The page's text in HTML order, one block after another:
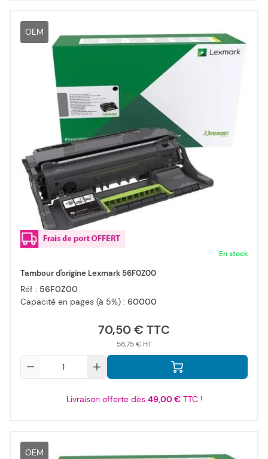
OEM
En stock
Tambour d'origine Lexmark 56F0Z00
Réf : 56F0Z00
Capacité en pages (à 5%) : 60000
70,50 €
58,75 €
Livraison offerte dès 49,00 €TTC !
OEM